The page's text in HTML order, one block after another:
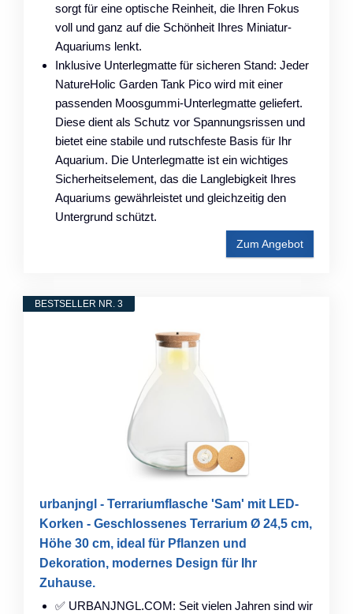
sorgt für eine optische Reinheit, die Ihren Fokus
voll und ganz auf die Schönheit Ihres Miniatur-
Aquariums lenkt.
Inklusive Unterlegmatte für sicheren Stand: Jeder
NatureHolic Garden Tank Pico wird mit einer
passenden Moosgummi-Unterlegmatte geliefert.
Diese dient als Schutz vor Spannungsrissen und
bietet eine stabile und rutschfeste Basis für Ihr
Aquarium. Die Unterlegmatte ist ein wichtiges
Sicherheitselement, das die Langlebigkeit Ihres
Aquariums gewährleistet und gleichzeitig den
Untergrund schützt.
Zum Angebot
BESTSELLER NR. 3
urbanjngl - Terrariumflasche 'Sam' mit LED-
Korken - Geschlossenes Terrarium Ø 24,5 cm,
Höhe 30 cm, ideal für Pflanzen und
Dekoration, modernes Design für Ihr
Zuhause.
✅ URBANJNGL.COM: Seit vielen Jahren sind wir